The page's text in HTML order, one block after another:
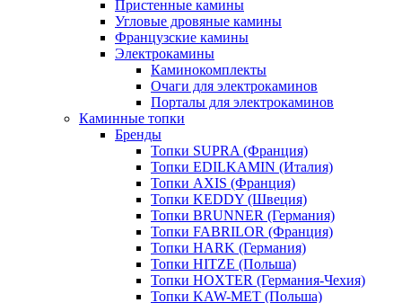
Пристенные камины
Угловые дровяные камины
Французские камины
Электрокамины
Каминокомплекты
Очаги для электрокаминов
Порталы для электрокаминов
Каминные топки
Бренды
Топки SUPRA (Франция)
Топки EDILKAMIN (Италия)
Топки AXIS (Франция)
Топки KEDDY (Швеция)
Топки BRUNNER (Германия)
Топки FABRILOR (Франция)
Топки HARK (Германия)
Топки HITZE (Польша)
Топки HOXTER (Германия-Чехия)
Топки KAW-MET (Польша)